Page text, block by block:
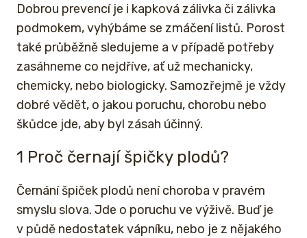
Dobrou prevencí je i kapková zálivka či zálivka
podmokem, vyhýbáme se zmáčení listů. Porost
také průběžně sledujeme a v případě potřeby
zasáhneme co nejdříve, ať už mechanicky,
chemicky, nebo biologicky. Samozřejmě je vždy
dobré vědět, o jakou poruchu, chorobu nebo
škůdce jde, aby byl zásah účinný.
1 Proč černají špičky plodů?
Černání špiček plodů není choroba v pravém
smyslu slova. Jde o poruchu ve výživě. Buď je
v půdě nedostatek vápníku, nebo je z nějakého